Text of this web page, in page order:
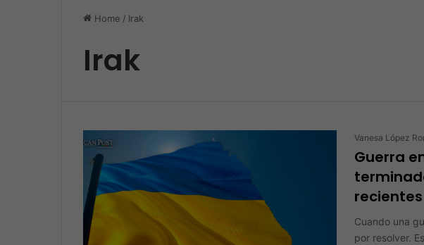
Home / Irak
Irak
Vanesa López
Guerra
recientes
Cuando una
por resolver.